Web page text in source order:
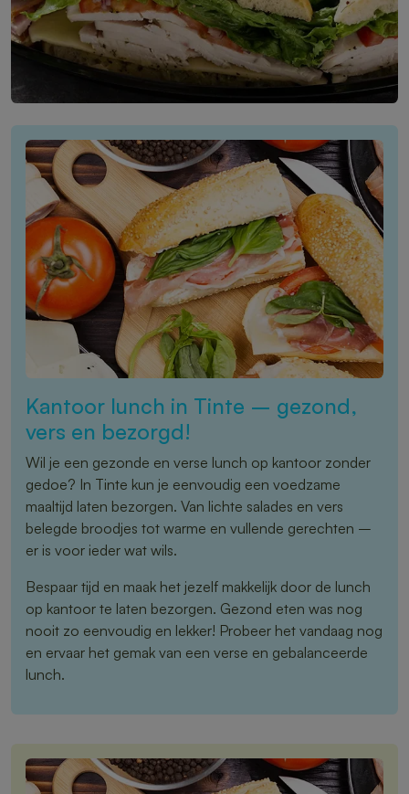
Kantoor lunch in Tinte – gezond,
vers en bezorgd!
Wil je een gezonde en verse lunch op kantoor zonder
gedoe? In Tinte kun je eenvoudig een voedzame
maaltijd laten bezorgen. Van lichte salades en vers
belegde broodjes tot warme en vullende gerechten –
er is voor ieder wat wils.
Bespaar tijd en maak het jezelf makkelijk door de lunch
op kantoor te laten bezorgen. Gezond eten was nog
nooit zo eenvoudig en lekker! Probeer het vandaag nog
en ervaar het gemak van een verse en gebalanceerde
lunch.